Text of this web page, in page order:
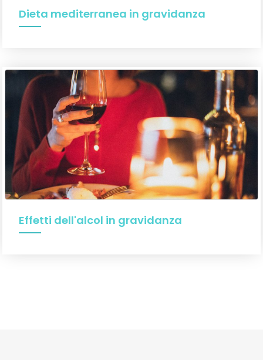
Dieta mediterranea in gravidanza
Effetti dell'alcol in gravidanza